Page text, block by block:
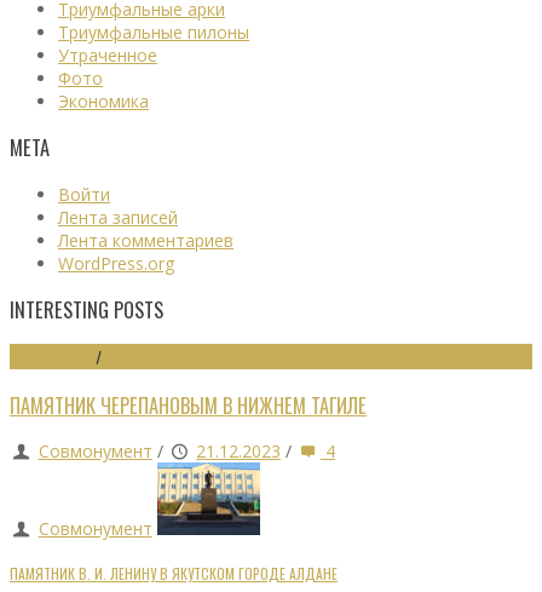
Триумфальные арки
Триумфальные пилоны
Утраченное
Фото
Экономика
МЕТА
Войти
Лента записей
Лента комментариев
WordPress.org
INTERESTING POSTS
/
ПАМЯТНИК ЧЕРЕПАНОВЫМ В НИЖНЕМ ТАГИЛЕ
Совмонумент / 21.12.2023 / 4
Совмонумент
ПАМЯТНИК В. И. ЛЕНИНУ В ЯКУТСКОМ ГОРОДЕ АЛДАНЕ